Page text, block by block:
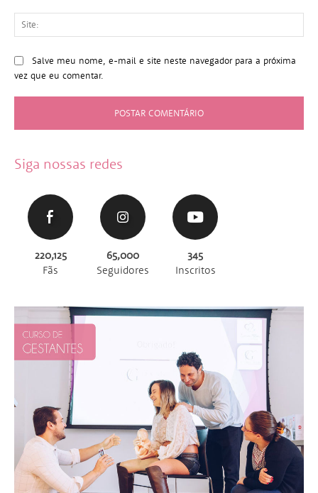
Salve meu nome, e-mail e site neste navegador para a próxima
vez que eu comentar.
Siga nossas redes
220,125
Fãs
65,000
Seguidores
345
Inscritos